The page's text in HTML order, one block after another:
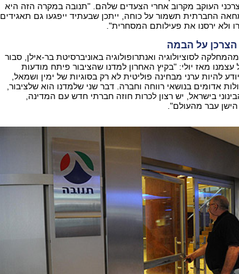
העוקב מקרוב אחרי הצעדים שלהם. "תנובה במקרה הזה היא
החברתית תשמור על כוחה, ייתכן שבעתיד ייפגעו גם תאגידים
ולא ירסנו את פעילותם המסחרית".
על הבמה
לסוציולוגיה ואנתרופולוגיה באוניברסיטת בר-אילן, סבור
מאז יולי: "בקיץ האחרון למדנו שהציבור פיתח מודעות
להיות ערני מבחינה פוליטית לא רק בסוגיות של ימין ושמאל,
אדומים בנושאי רווחה וחברה. דבר שני שלמדנו הוא שלציבור,
בישראל, יש רצון לכרות חוזה חברתי חדש עם המדינה,
עבר מהעולם".